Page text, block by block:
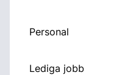
Personal
Lediga jobb